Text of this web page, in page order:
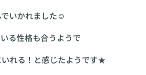
いかれました☺
る性格も合うようで
れる！と感じたようです★